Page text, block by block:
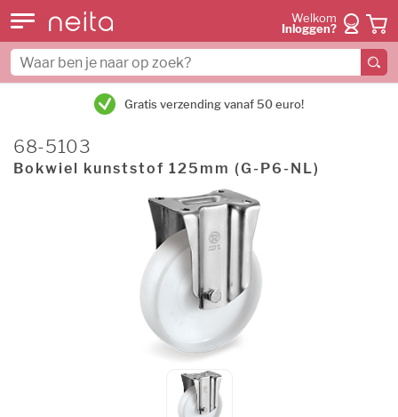
Welkom
Inloggen?
Gratis verzending vanaf 50 euro!
68-5103
Bokwiel kunststof 125mm (G-P6-NL)